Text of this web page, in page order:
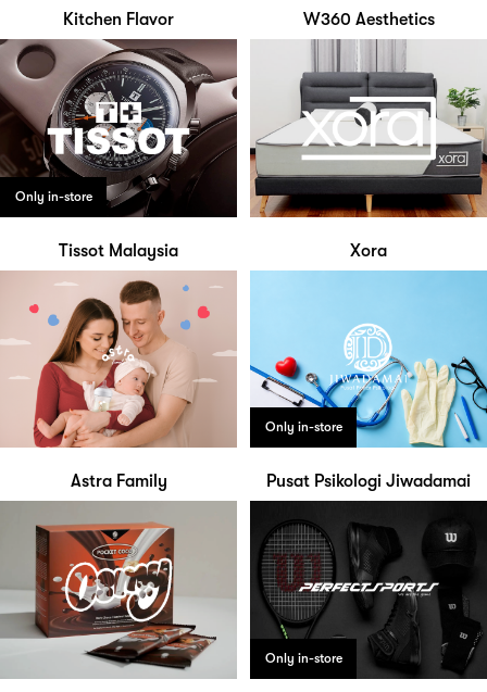
Kitchen Flavor W360 Aesthetics
Only in-store
Tissot Malaysia Xora
Astra Family
Only in-store
Pusat Psikologi Jiwadamai
Only in-store